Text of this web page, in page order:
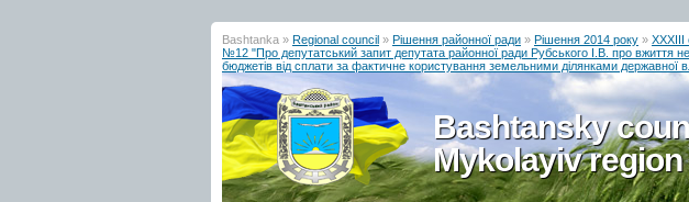
Bashtanka » Regional council » Рішення районної ради » Рішення 2014 року »
№12 "Про депутатський запит депутата районної ради Рубського І.В. про вжиття
бюджетів від сплати за фактичне користування земельними ділянками державної
Bashtansky
Mykolayiv region